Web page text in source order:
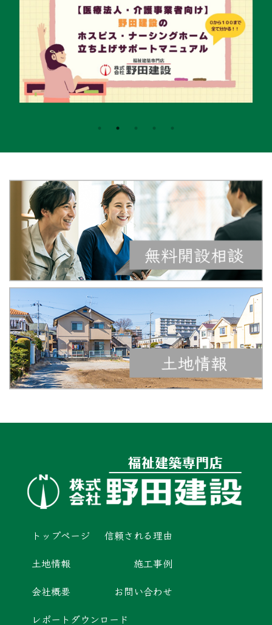
トップページ
信頼される理由
土地情報
施工事例
会社概要
お問い合わせ
レポートダウンロード